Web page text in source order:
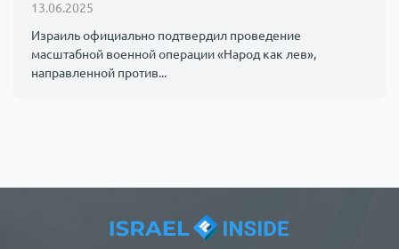
13.06.2025
Израиль официально подтвердил проведение
масштабной военной операции «Народ как лев»,
направленной против...